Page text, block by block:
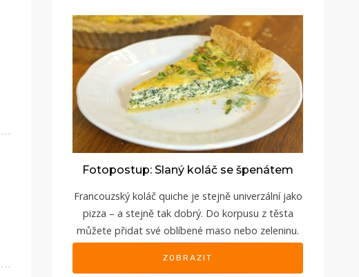
Fotopostup: Slaný koláč se špenátem
Francouzský koláč quiche je stejně univerzální jako
pizza – a stejně tak dobrý. Do korpusu z těsta
můžete přidat své oblíbené maso nebo zeleninu.
ZOBRAZIT